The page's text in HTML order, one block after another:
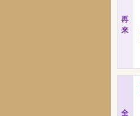
再
来
全